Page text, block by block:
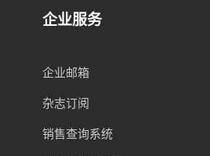
企业服务
企业邮箱
杂志订阅
销售查询系统